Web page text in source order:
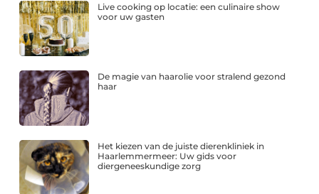
Live cooking op locatie: een culinaire show
voor uw gasten
De magie van haarolie voor stralend gezond
haar
Het kiezen van de juiste dierenkliniek in
Haarlemmermeer: Uw gids voor
diergeneeskundige zorg